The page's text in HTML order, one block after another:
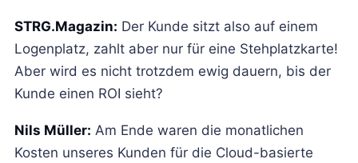
STRG.Magazin: Der Kunde sitzt also auf einem
Logenplatz, zahlt aber nur für eine Stehplatzkarte!
Aber wird es nicht trotzdem ewig dauern, bis der
Kunde einen ROI sieht?
Nils Müller: Am Ende waren die monatlichen
Kosten unseres Kunden für die Cloud-basierte